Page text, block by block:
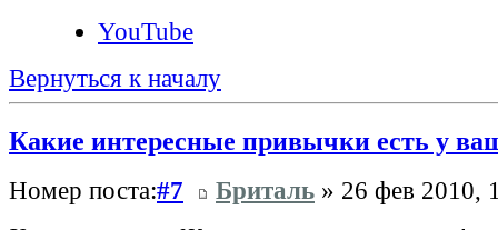
YouTube
Вернуться к началу
Какие интересные привычки есть у
Номер поста:#7 Бриталь » 26 фев 2010,